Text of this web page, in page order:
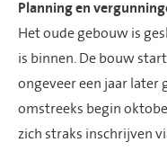
Planning en
Het oude gebouw is
is binnen. De bouw
ongeveer een jaar later
omstreeks begin
zich straks inschrijven